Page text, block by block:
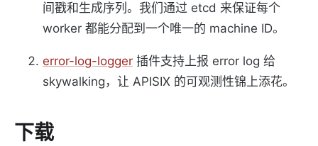
间戳和生成序列。我们通过 etcd 来保证每个
worker 都能分配到一个唯一的 machine ID。
error-log-logger 插件支持上报 error log 给
skywalking，让 APISIX 的可观测性锦上添花。
下载